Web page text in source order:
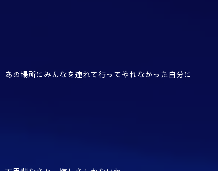
あの場所にみんなを連れて行ってやれなかった自分に